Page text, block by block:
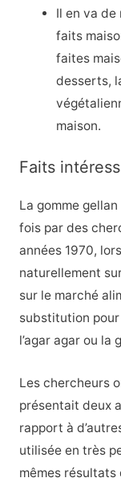
Il en va
faits
faites
desserts,
maison.
Faits
La gomme
fois par des
années 1970,
naturellement
sur le marché
substitution
l’agar agar ou la
Les chercheurs
présentait deux
rapport à
utilisée en très
mêmes résultats